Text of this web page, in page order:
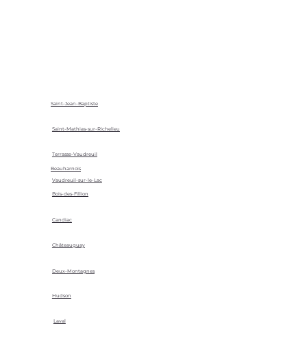
Saint-Jean-Baptiste
Saint-Mathias-sur-Richelieu
Terrasse-Vaudreuil
Vaudreuil-sur-le-Lac
Beauharnois
Bois-des-Fillion
Candiac
Châteauguay
Deux-Montagnes
Hudson
Laval